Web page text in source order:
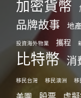
加密貨幣
品牌故事 地
投資海外物業 攜程
比特幣 消
移民台灣 移民澳洲 移